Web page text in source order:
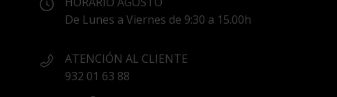
De Lunes a Viernes de 9:30 a 15.00h
ATENCIÓN AL CLIENTE
932 01 63 88